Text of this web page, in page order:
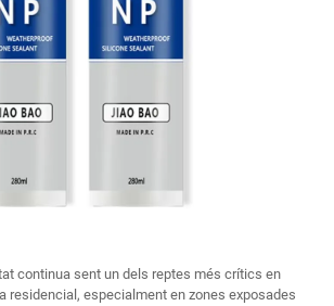
continua sent un dels reptes més crítics en
residencial, especialment en zones exposades